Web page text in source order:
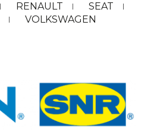
RENAULT
SEAT
VOLKSWAGEN